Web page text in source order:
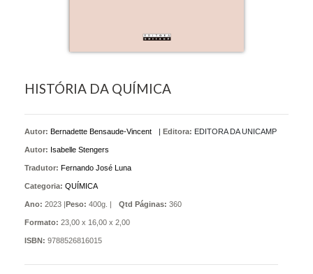
HISTÓRIA DA QUÍMICA
Autor: Bernadette Bensaude-Vincent
Autor: Isabelle Stengers
Tradutor: Fernando José Luna
| Editora: EDITORA DA UNICAMP
Categoria: QUÍMICA
Ano: 2023 |Peso: 400g. | Qtd Páginas: 360
Formato: 23,00 x 16,00 x 2,00
ISBN: 9788526816015